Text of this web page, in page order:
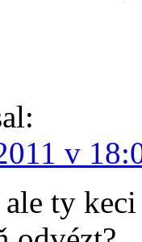
v
ty